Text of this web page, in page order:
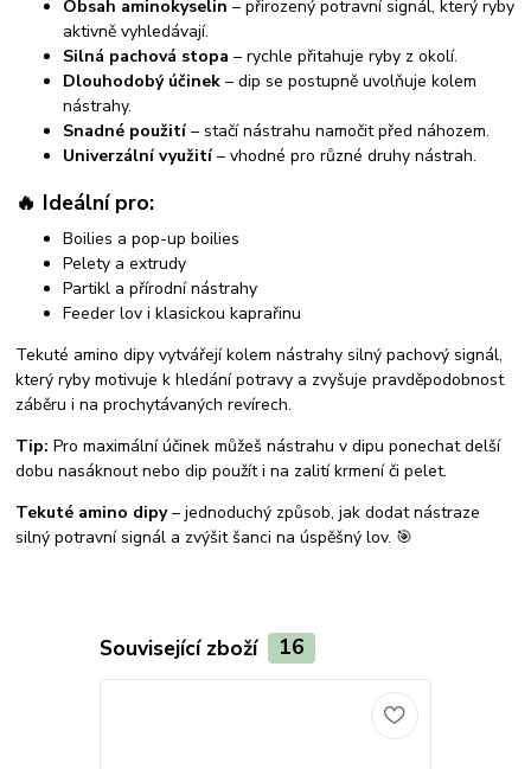
Obsah aminokyselin – přirozený potravní signál, který ryby
aktivně vyhledávají.
Silná pachová stopa – rychle přitahuje ryby z okolí.
Dlouhodobý účinek – dip se postupně uvolňuje kolem
nástrahy.
Snadné použití– stačí nástrahu namočit před náhozem.
Univerzální využití– vhodné pro různé druhy nástrah.
🔥 Ideální pro:
Boilies a pop-up boilies
Pelety a extrudy
Partikl a přírodní nástrahy
Feeder lov i klasickou kaprařinu
Tekuté amino dipy vytvářejí kolem nástrahy silný pachový signál,
který ryby motivuje k hledání potravy a zvyšuje pravděpodobnost
záběru i na prochytávaných revírech.
Tip: Pro maximální účinek můžeš nástrahu v dipu ponechat delší
dobu nasáknout nebo dip použít i na zalití krmení či pelet.
Tekuté amino dipy– jednoduchý způsob, jak dodat nástraze
silný potravní signál a zvýšit šanci na úspěšný lov. 🎯
Související zboží 16